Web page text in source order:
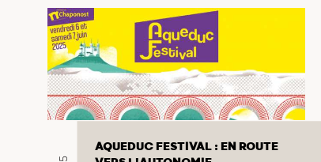
AQUEDUC FESTIVAL : EN ROUTE